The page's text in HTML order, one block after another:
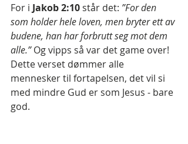
For i Jakob 2:10 står det: ”For den
som holder hele loven, men bryter ett av
budene, han har forbrutt seg mot dem
alle.” Og vipps så var det game over!
Dette verset dømmer alle
mennesker til fortapelsen, det vil si
med mindre Gud er som Jesus - bare
god.